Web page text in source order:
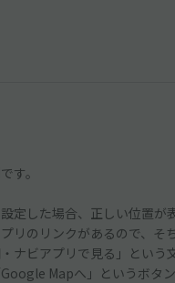
す。
定した場合、正しい位置が
リのリンクがあるので、そ
ナビアプリで見る」という
Mapへ」というボタ